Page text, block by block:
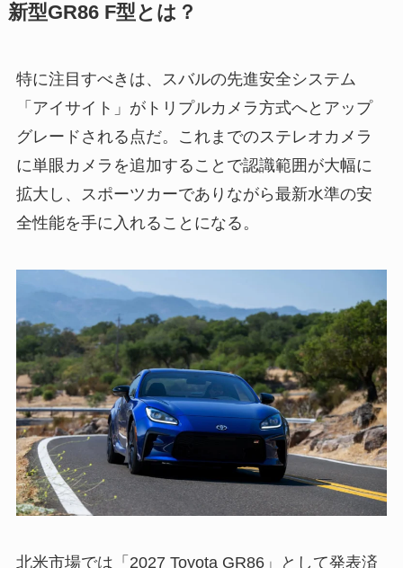
新型GR86 F型とは？
特に注目すべきは、スバルの先進安全システム
「アイサイト」がトリプルカメラ方式へとアップ
グレードされる点だ。これまでのステレオカメラ
に単眼カメラを追加することで認識範囲が大幅に
拡大し、スポーツカーでありながら最新水準の安
全性能を手に入れることになる。
北米市場では「2027 Toyota GR86」として発表済